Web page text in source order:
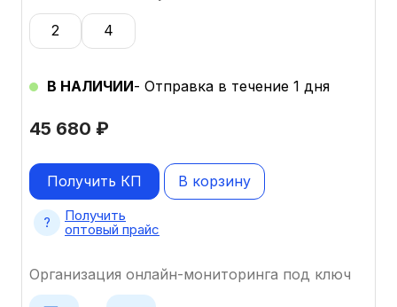
45 680 ₽
2 4
В НАЛИЧИИ- Отправка в течение 1 дня
В корзину
Получить КП
Получить
оптовый прайс
Организация онлайн-мониторинга под ключ